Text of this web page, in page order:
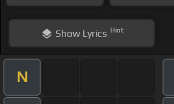
ShowLyrics Hint
N